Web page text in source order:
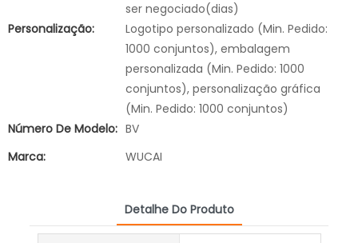
ser negociado(dias)
Personalização:
Logotipo personalizado (Min. Pedido:
1000 conjuntos), embalagem
personalizada (Min. Pedido: 1000
conjuntos), personalização gráfica
(Min. Pedido: 1000 conjuntos)
Número De Modelo: BV
Marca:
WUCAI
Detalhe Do Produto